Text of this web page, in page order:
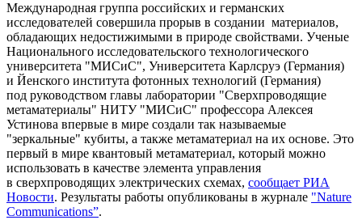
Международная группа российских и германских
исследователей совершила прорыв в создании материалов,
обладающих недостижимыми в природе свойствами. Ученые
Национального исследовательского технологического
университета "МИСиС", Университета Карлсруэ (Германия)
и Йенского института фотонных технологий (Германия)
под руководством главы лаборатории "Сверхпроводящие
метаматериалы" НИТУ "МИСиС" профессора Алексея
Устинова впервые в мире создали так называемые
"зеркальные" кубиты, а также метаматериал на их основе. Это
первый в мире квантовый метаматериал, который можно
использовать в качестве элемента управления
в сверхпроводящих электрических схемах, сообщает РИА
Новости. Результаты работы опубликованы в журнале "Nature
Communications”.